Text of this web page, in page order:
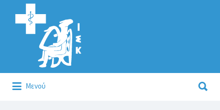
Αναζήτηση
για:
Μενού
για: